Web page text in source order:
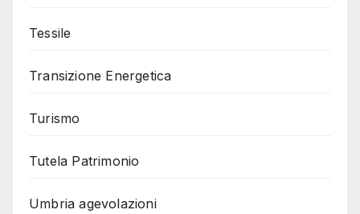
Tessile
Transizione Energetica
Turismo
Tutela Patrimonio
Umbria agevolazioni